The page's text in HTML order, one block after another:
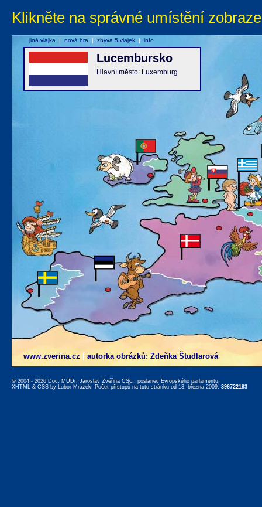
Klikněte na správné umístění
www.zverina.cz autorka obrázků: Zdeňka Študlarová
Lucembursko
Hlavní město: Luxemburg
jiná vlajka | nová hra | zbývá 5 vlajek | info
© 2004 - 2026 Doc. MUDr. Jaroslav Zvěřina CSc., poslanec Evropského parlamentu,
XHTML & CSS by Lubor Mrázek. Počet přístupů na tuto stránku od 13. března 2009: 396722193